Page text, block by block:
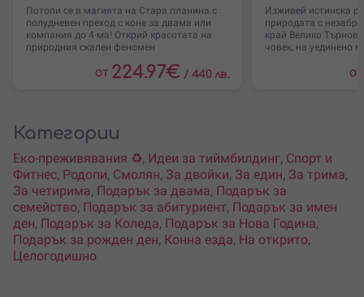
Потопи се в магията на Стара планина с
полудневен преход с коне за двама или
компания до 4-ма! Открий красотата на
природния скален феномен
от 224.97€ / 440 лв.
Изживей истинска
природата с
край Велико
човек, на уединено
от
Категории
Еко-преживявания ♻️, Идеи за тиймбилдинг, Спорт и
Фитнес, Родопи, Смолян, За двойки, За един, За трима,
За четирима, Подарък за двама, Подарък за
семейство, Подарък за абитуриент, Подарък за имен
ден, Подарък за Коледа, Подарък за Нова Година,
Подарък за рожден ден, Конна езда, На открито,
Целогодишно